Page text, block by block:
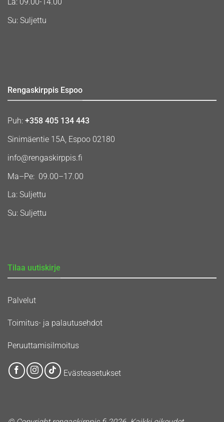
Su: Suljettu
Rengaskirppis Espoo
Puh: +358 405 134 443
Sinimäentie 15A, Espoo 02180
info@rengaskirppis.fi
Ma–Pe: 09.00–17.00
La: Suljettu
Su: Suljettu
Tilaa uutiskirje
Palvelut
Toimitus- ja palautusehdot
Peruuttamisilmoitus
Evästeasetukset